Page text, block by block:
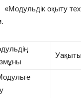
оқыту
Уақыты